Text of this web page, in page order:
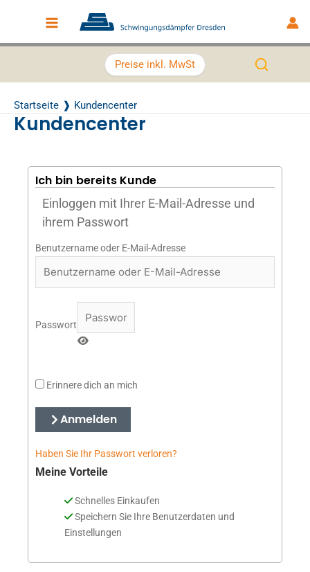
Main Menu
Preise inkl. MwSt
Startseite Kundencenter
Kundencenter
Ich bin bereits Kunde
Einloggen mit Ihrer E-Mail-Adresse und
ihrem Passwort
Benutzername oder E-Mail-Adresse
Passwort
Erinnere dich an mich
Anmelden
Haben Sie Ihr Passwort verloren?
Meine Vorteile
Schnelles Einkaufen
Speichern Sie Ihre Benutzerdaten und
Einstellungen